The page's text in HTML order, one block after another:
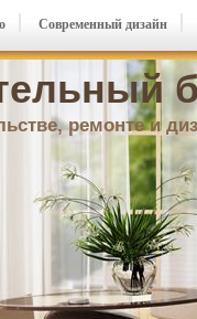
ремонте и
Современный дизайн